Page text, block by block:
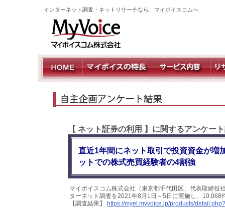
インターネット調査・ネットリサーチなら、マイボイスコムへ
【 ネット証券の利用 】に関するアンケー
直近1年間にネット取引で投資資金が増
ットでの株式売買経験者の4割強
マイボイスコム株式会社（東京都千代田区、代表取締
ターネット調査を2021年8月1日～5日に実施し、
【調査結果】
https://myel.myvoice.jp/products/